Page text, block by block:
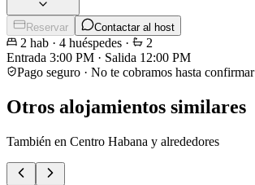
Reservar Contactar al host
2 hab · 4 huéspedes ·
2
Entrada 3:00 PM · Salida 12:00 PM
Pago seguro · No te cobramos hasta confirmar
Otros alojamientos similares
También en Centro Habana y alrededores